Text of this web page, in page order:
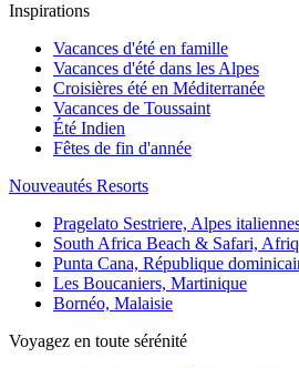
Inspirations
Vacances d'été en famille
Vacances d'été dans les Alpes
Croisières été en Méditerranée
Vacances de Toussaint
Été Indien
Fêtes de fin d'année
Nouveautés Resorts
Pragelato Sestriere, Alpes
South Africa Beach & Safari,
Punta Cana, République
Les Boucaniers, Martinique
Bornéo, Malaisie
Voyagez en toute sérénité